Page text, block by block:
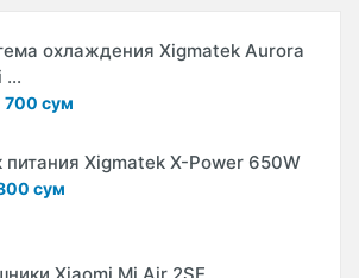
охлаждения Xigmatek Aurora
...
700 сум
питания Xigmatek X-Power 650W
сум